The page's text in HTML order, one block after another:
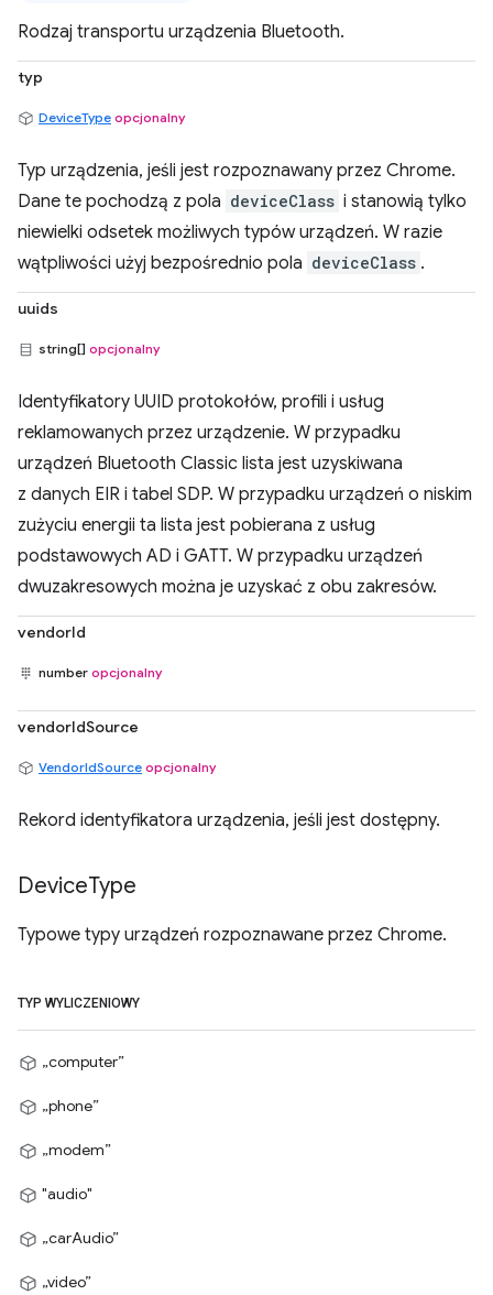
Rodzaj transportu urządzenia Bluetooth.
typ
DeviceType opcjonalny
Typ urządzenia, jeśli jest rozpoznawany przez Chrome.
Dane te pochodzą z pola deviceClass i stanowią tylko
niewielki odsetek możliwych typów urządzeń. W razie
wątpliwości użyj bezpośrednio pola deviceClass .
uuids
string[] opcjonalny
Identyfikatory UUID protokołów, profili i usług
reklamowanych przez urządzenie. W przypadku
urządzeń Bluetooth Classic lista jest uzyskiwana
z danych EIR i tabel SDP. W przypadku urządzeń o niskim
zużyciu energii ta lista jest pobierana z usług
podstawowych AD i GATT. W przypadku urządzeń
dwuzakresowych można je uzyskać z obu zakresów.
vendorId
number opcjonalny
vendorIdSource
VendorIdSource opcjonalny
Rekord identyfikatora urządzenia, jeśli jest dostępny.
DeviceType
Typowe typy urządzeń rozpoznawane przez Chrome.
TYP WYLICZENIOWY
„computer”
„phone”
„modem”
"audio"
„carAudio”
„video”